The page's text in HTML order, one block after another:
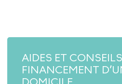
AIDES ET
FINANCEMENT